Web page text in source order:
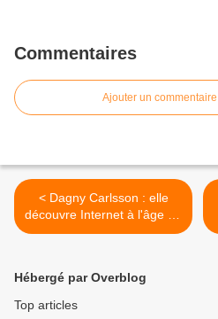
Commentaires
Ajouter un commentaire
< Dagny Carlsson : elle
découvre Internet à l'âge de
99 ans - Suéde -
Hébergé par Overblog
Top articles